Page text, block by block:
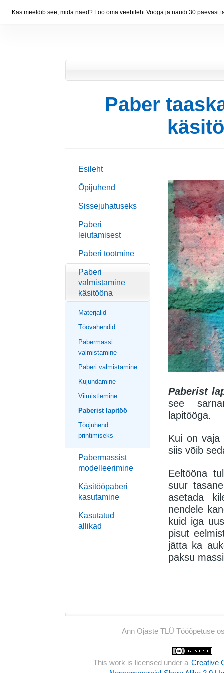
Paber
Esileht
Õpijuhend
Sissejuhatuseks
Paberi
leiutamisest
Paberi tootmine
Paberi
valmistamine
käsitööna
Materjalid
Töövahendid
Pabermassi
valmistamine
Paberi valmistamine
Kujundamine
Viimistlemine
Paberist lapitöö
Tööjuhend
printimiseks
Pabermassist
modelleerimine
Käsitööpaberi
kasutamine
Kasutatud
allikad
Paberist
see
lapitööga.
Kui on vaja
siis võib
Eeltööna
suur
asetada
nendele
kuid iga
pisut
jätta ka
paksu
Ann Ojaste TLÜ Tööõpetuse
This work is licensed under a Creative
Kas meeldib see, mida näed? Loo oma veebileht Vooga ja naudi 30 päevast